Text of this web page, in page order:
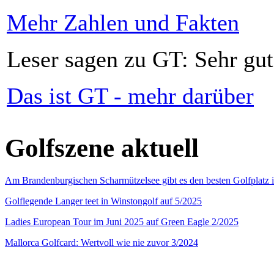
Mehr Zahlen und Fakten
Leser sagen zu GT: Sehr
Das ist GT - mehr darüber
Golfszene aktuell
Am Brandenburgischen Scharmützelsee gibt es den besten
Golflegende Langer teet in Winstongolf auf 5/2025
Ladies European Tour im Juni 2025 auf Green Eagle 2/2025
Mallorca Golfcard: Wertvoll wie nie zuvor 3/2024